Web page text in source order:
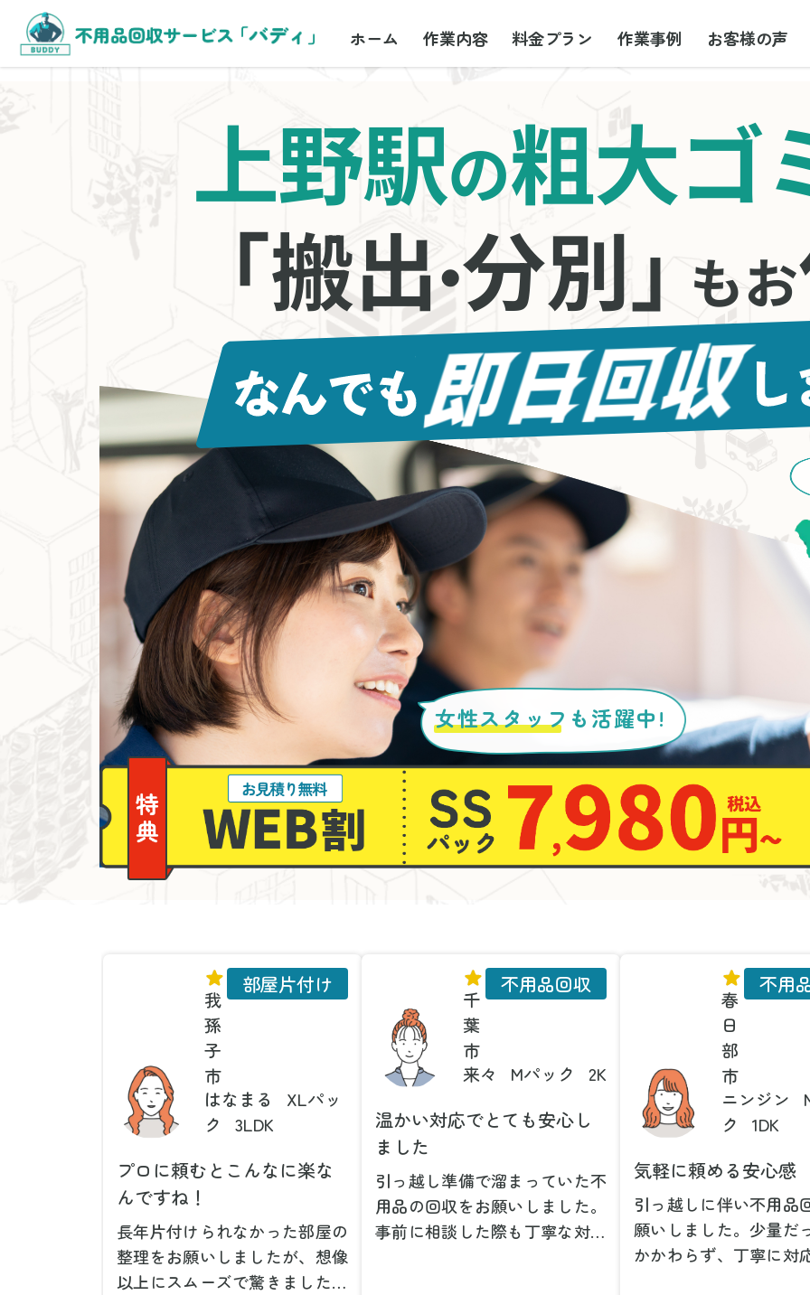
ホーム 作業内容 料金プラン 作業事例 お客様の声
上野駅の粗大ゴ
「搬出・分別」もお
女性スタッフ も活躍中!
我
孫
子
市
はなまる
XLパッ
ク
3LDK
部屋片付け
プロに頼むとこんなに楽な
んですね！
長年片付けられなかった部屋の
整理をお願いしましたが、想像
以上にスムーズで驚きました。
千
葉
市
来々
Mパック 2K
不用品回収
温かい対応でとても安心し
ました
引っ越し準備で溜まっていた不
用品の回収をお願いしました。
事前に相談した際も丁寧な対応
春
日
部
市
ニンジン
ク
1DK
不用
気軽に頼める安心感
引っ越しに伴い不用品
願いしました。少量だ
かかわらず、丁寧に対